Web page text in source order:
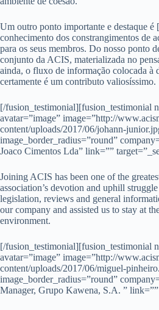
Um outro ponto importante e destaque
conhecimento dos constrangimentos de
para os seus membros. Do nosso ponto
conjunto da ACIS, materializada no
ainda, o fluxo de informação colocada à
certamente é um contributo valiosíssimo.
[/fusion_testimonial][fusion_testimonial
avatar=”image” image=”http://
content/uploads/2017/06/johann-
image_border_radius=”round”
Joaco Cimentos Lda” link=””
Joining ACIS has been one of the
association’s devotion and uphill
legislation, reviews and general
our company and assisted us to stay at
environment.
[/fusion_testimonial][fusion_testimonial
avatar=”image” image=”http://
content/uploads/2017/06/miguel-
image_border_radius=”round”
Manager, Grupo Kawena, S.A. ”